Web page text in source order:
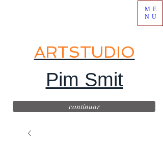
ARTSTUDIO
Pim Smit
ME
NU
continuar